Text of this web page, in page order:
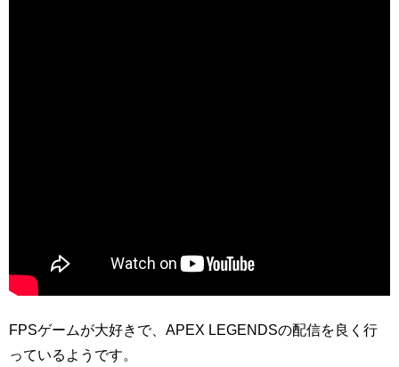
FPSゲームが大好きで、APEX LEGENDSの配信を良く行
っているようです。